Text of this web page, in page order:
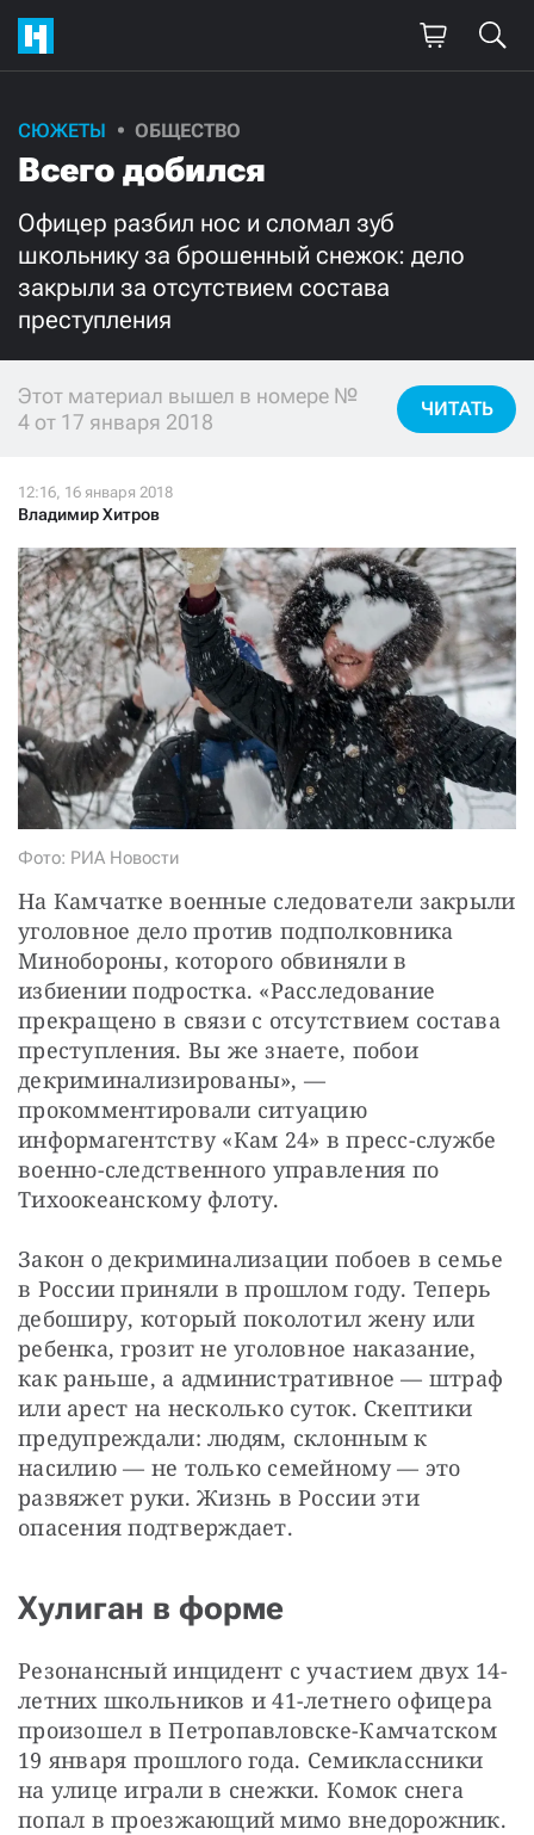
СЮЖЕТЫ ОБЩЕСТВО
Всего добился
Офицер разбил нос и сломал зуб
школьнику за брошенный снежок: дело
закрыли за отсутствием состава
преступления
Этот материал вышел в номере №
4 от 17 января 2018
ЧИТАТЬ
Владимир Хитров
Фото: РИА Новости
На Камчатке военные следователи закрыли
уголовное дело против подполковника
Минобороны, которого обвиняли в
избиении подростка. «Расследование
прекращено в связи с отсутствием состава
преступления. Вы же знаете, побои
декриминализированы», —
прокомментировали ситуацию
информагентству «Кам 24» в пресс-службе
военно-следственного управления по
Тихоокеанскому флоту.
Закон о декриминализации побоев в семье
в России приняли в прошлом году. Теперь
дебоширу, который поколотил жену или
ребенка, грозит не уголовное наказание,
как раньше, а административное — штраф
или арест на несколько суток. Скептики
предупреждали: людям, склонным к
насилию — не только семейному — это
развяжет руки. Жизнь в России эти
опасения подтверждает.
Хулиган в форме
Резонансный инцидент с участием двух 14-
летних школьников и 41-летнего офицера
произошел в Петропавловске-Камчатском
19 января прошлого года. Семиклассники
на улице играли в снежки. Комок снега
попал в проезжающий мимо внедорожник.
Поддержите
нашу работу!
Ежемесячно Разово
3000 1000
500 300
Нажимая кнопку «Стать соучастником»,
я принимаю условия
СТАТЬ СОУЧАСТНИКОМ
ПОДЕЛИТЬСЯ С ДРУЗЬЯМИ
Если у вас есть вопросы, пишите donate@novayagazeta.ru или
звоните:
+7 (929) 612-03-68